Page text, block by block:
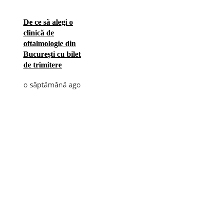
De ce să alegi o
clinică de
oftalmologie din
București cu bilet
de trimitere
o săptămână ago